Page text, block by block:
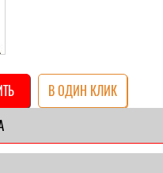
В ОДИН КЛИК